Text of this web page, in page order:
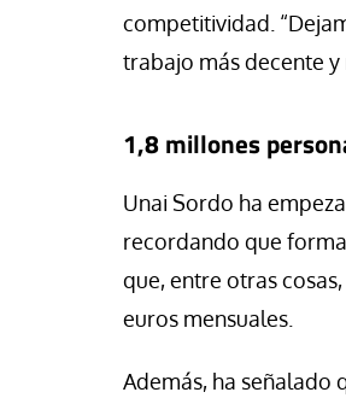
competitividad.
trabajo más decente y
1,8 millones
Unai Sordo ha
recordando que
que, entre otras
euros mensuales.
Además, ha señalado